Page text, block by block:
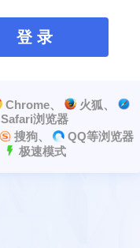
登 录
Chrome、
火狐、
Safari浏览器
搜狗、
QQ等浏览器
极速模式